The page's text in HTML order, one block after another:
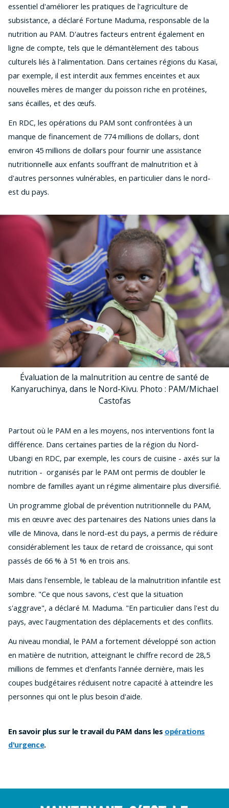
essentiel d'améliorer les pratiques de l'agriculture de
subsistance, a déclaré Fortune Maduma, responsable de la
nutrition au PAM. D'autres facteurs entrent également en
ligne de compte, tels que le démantèlement des tabous
culturels liés à l'alimentation. Dans certaines régions du Kasaï,
par exemple, il est interdit aux femmes enceintes et aux
nouvelles mères de manger du poisson riche en protéines,
sans écailles, et des œufs.
En RDC, les opérations du PAM sont confrontées à un
manque de financement de 774 millions de dollars, dont
environ 45 millions de dollars pour fournir une assistance
nutritionnelle aux enfants souffrant de malnutrition et à
d'autres personnes vulnérables, en particulier dans le nord-
est du pays.
Évaluation de la malnutrition au centre de santé de
Kanyaruchinya, dans le Nord-Kivu. Photo : PAM/Michael
Castofas
Partout où le PAM en a les moyens, nos interventions font la
différence. Dans certaines parties de la région du Nord-
Ubangi en RDC, par exemple, les cours de cuisine - axés sur la
nutrition - organisés par le PAM ont permis de doubler le
nombre de familles ayant un régime alimentaire plus diversifié.
Un programme global de prévention nutritionnelle du PAM,
mis en œuvre avec des partenaires des Nations unies dans la
ville de Minova, dans le nord-est du pays, a permis de réduire
considérablement les taux de retard de croissance, qui sont
passés de 66 % à 51 % en trois ans.
Mais dans l'ensemble, le tableau de la malnutrition infantile est
sombre. "Ce que nous savons, c'est que la situation
s'aggrave", a déclaré M. Maduma. "En particulier dans l'est du
pays, avec l'augmentation des déplacements et des conflits.
Au niveau mondial, le PAM a fortement développé son action
en matière de nutrition, atteignant le chiffre record de 28,5
millions de femmes et d'enfants l'année dernière, mais les
coupes budgétaires réduisent notre capacité à atteindre les
personnes qui ont le plus besoin d'aide.
En savoir plus sur le travail du PAM dans les opérations
d'urgence.